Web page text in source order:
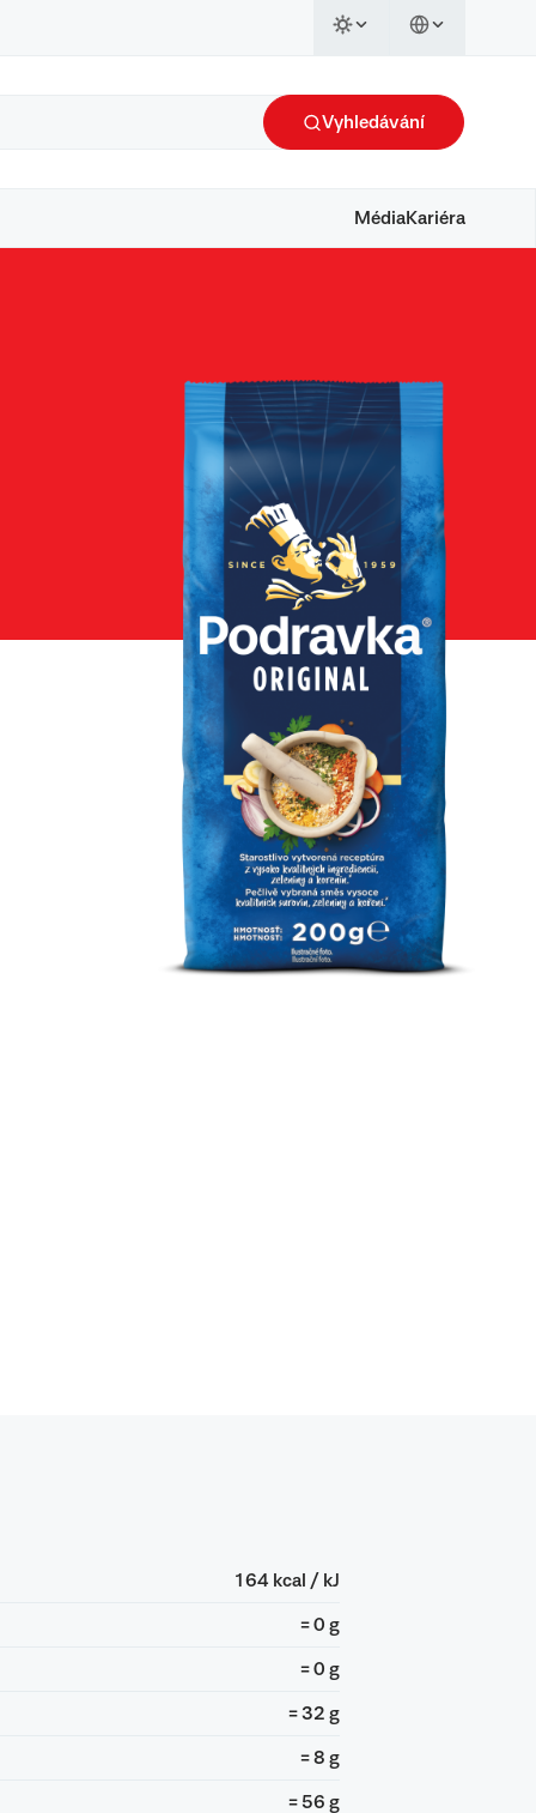
Vyhledávání
MédiaKariéra
164 kcal / kJ
= 0 g
= 0 g
= 32 g
= 8 g
= 56 g